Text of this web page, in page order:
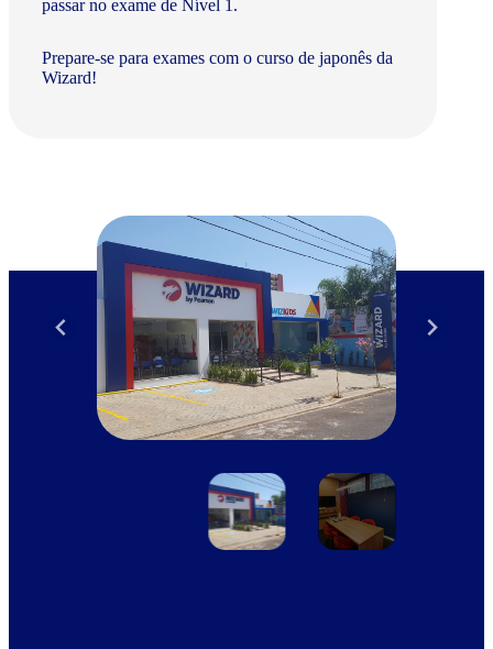
passar no exame de Nível 1.
Prepare-se para exames com o curso de japonês da
Wizard!